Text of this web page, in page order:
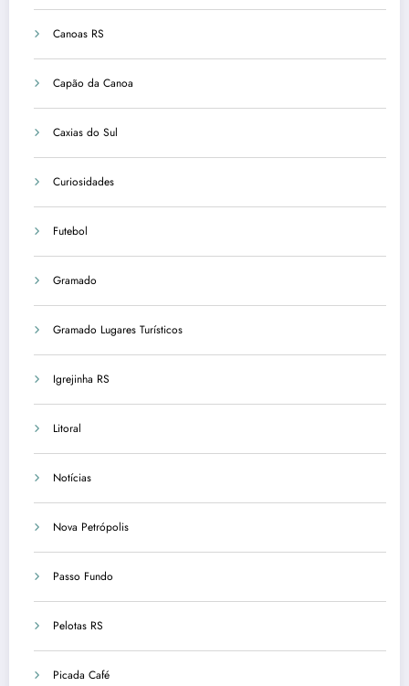
Canoas RS
Capão da Canoa
Caxias do Sul
Curiosidades
Futebol
Gramado
Gramado Lugares Turísticos
Igrejinha RS
Litoral
Notícias
Nova Petrópolis
Passo Fundo
Pelotas RS
Picada Café